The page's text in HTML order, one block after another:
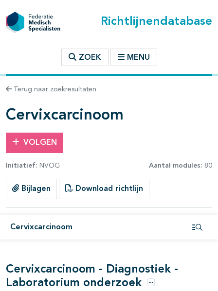
Richtlijnendatabase
ZOEK MENU
Terug naar zoekresultaten
Cervixcarcinoom
VOLGEN
Initiatief: NVOG Aantal modules: 80
Bijlagen Download richtlijn
Cervixcarcinoom
binnen deze richtlijn
open- en dichtklappen
open- en dichtklappen
open- en dichtklappen
Cervixcarcinoom - Diagnostiek -
Laboratorium onderzoek
Opties